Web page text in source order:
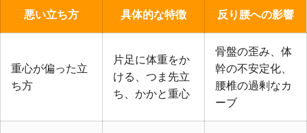
悪い立ち方 具体的な特徴 反り腰への影響
重心が偏った立
ち方
片足に体重をか
ける、つま先立
ち、かかと重心
骨盤の歪み、体
幹の不安定化、
腰椎の過剰なカ
ーブ